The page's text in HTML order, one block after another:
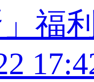
」福